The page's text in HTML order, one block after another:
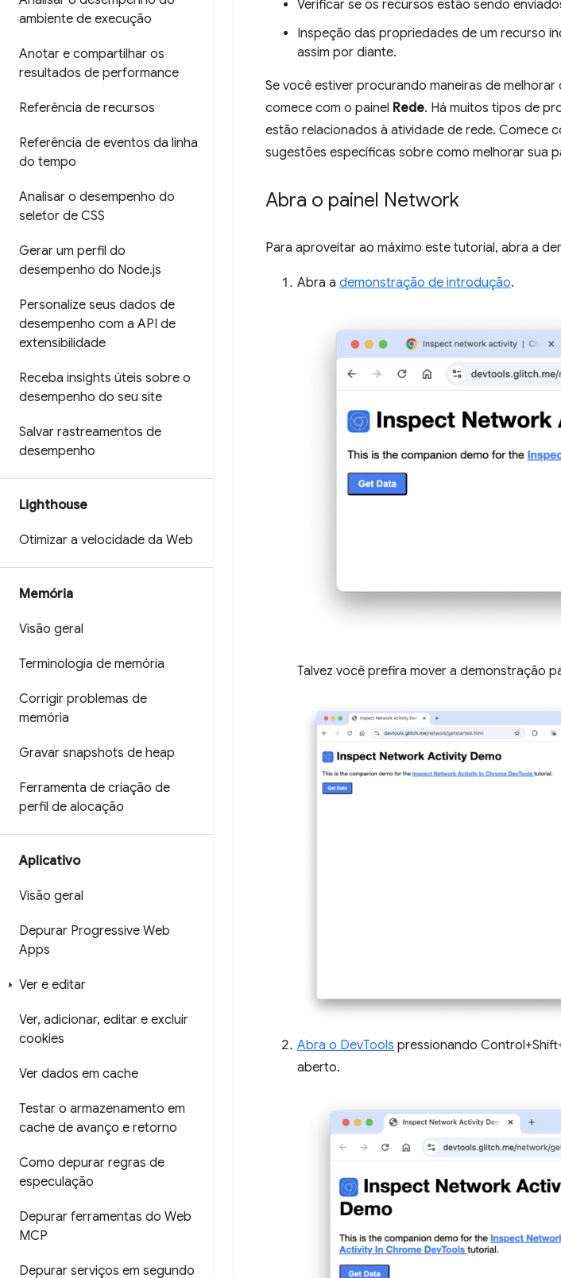
ambiente de execução
Anotar e compartilhar os
resultados de performance
Referência de recursos
Referência de eventos da linha
do tempo
Analisar o desempenho do
seletor de CSS
Gerar um perfil do
desempenho do Node.js
Personalize seus dados de
desempenho com a API de
extensibilidade
Receba insights úteis sobre o
desempenho do seu site
Salvar rastreamentos de
desempenho
Lighthouse
Otimizar a velocidade da Web
Memória
Visão geral
Terminologia de memória
Corrigir problemas de
memória
Gravar snapshots de heap
Ferramenta de criação de
perfil de alocação
Aplicativo
Visão geral
Depurar Progressive Web
Apps
Ver e editar
Ver, adicionar, editar e excluir
cookies
Ver dados em cache
Testar o armazenamento em
cache de avanço e retorno
Como depurar regras de
especulação
Depurar ferramentas do Web
MCP
Depurar serviços em segundo
Verificar se os recursos estão sendo
Inspeção das propriedades de um recurso
assim por diante.
Se você estiver procurando maneiras de
comece com o painel Rede. Há muitos tipos de
estão relacionados à atividade de rede. Comece
sugestões específicas sobre como melhorar sua
Abra o painel Network
Para aproveitar ao máximo este tutorial, abra a
Abra a demonstração de introdução.
Talvez você prefira mover a demonstração
Abra o DevTools pressionando
aberto.